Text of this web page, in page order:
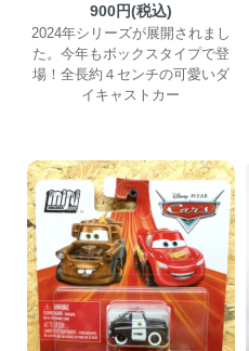
900円(税込)
2024年シリーズが展開されまし
た。今年もボックスタイプで登
場！全長約４センチの可愛いダ
イキャストカー